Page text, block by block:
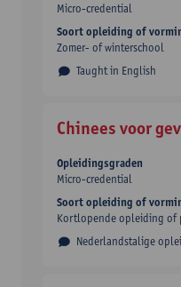
Taught in English
Micro-credential
Soort opleiding of
Zomer- of winterschool
Chinees voor
Nederlandstalige
Opleidingsgraden
Micro-credential
Soort opleiding of
Kortlopende opleiding of